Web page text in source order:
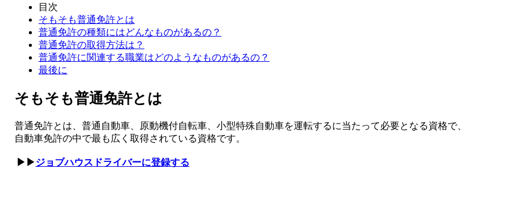
目次
そもそも普通免許とは
普通免許の種類にはどんなものがあるの？
普通免許の取得方法は？
普通免許に関連する職業はどのようなものがあるの？
最後に
そもそも普通免許とは
普通免許とは、普通自動車、原動機付自転車、小型特殊自動車を運転するに当たって必要となる資格で、
自動車免許の中で最も広く取得されている資格です。
▶▶ジョブハウスドライバーに登録する